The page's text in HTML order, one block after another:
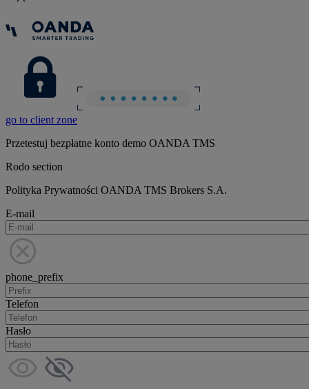
go to client zone
Przetestuj bezpłatne konto demo OANDA TMS
Rodo section
Polityka Prywatności OANDA TMS Brokers S.A.
E-mail
phone_prefix
Telefon
Hasło